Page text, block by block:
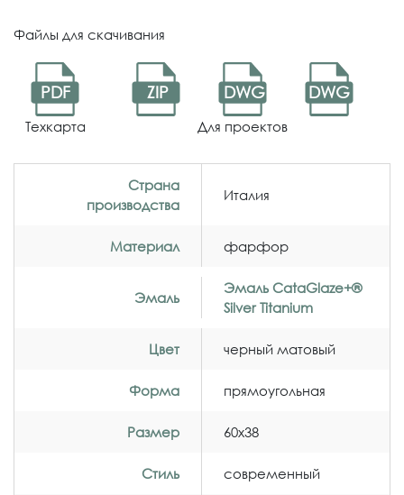
Файлы для скачивания
PDF
Техкарта
ZIP DWG DWG
Для проектов
Страна
производства
Италия
Материал фарфор
Эмаль
Эмаль CataGlaze+®
Silver Titanium
Цвет черный матовый
Форма прямоугольная
Размер 60x38
Стиль современный